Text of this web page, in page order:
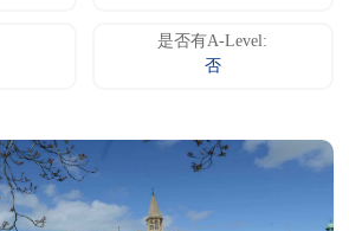
是否有A-Level:
否